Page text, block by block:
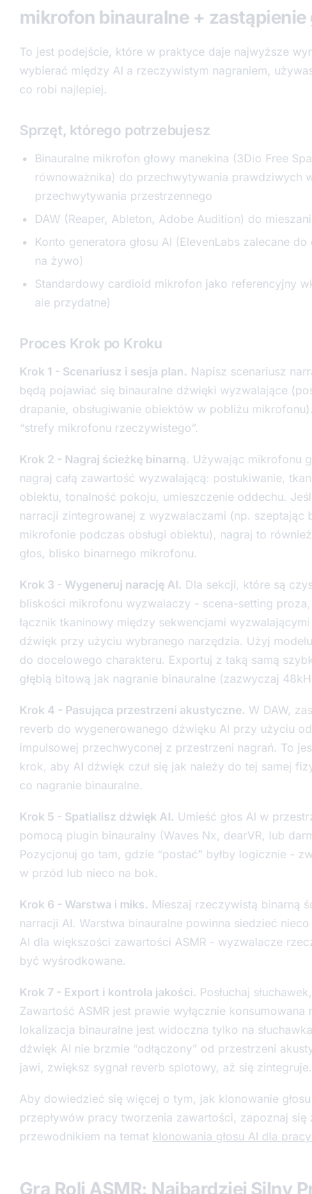
mikrofon binauralne + zastąpienie
To jest podejście, które w praktyce daje najwyższe
wybierać między AI a rzeczywistym nagraniem,
co robi najlepiej.
Sprzęt, którego potrzebujesz
Binauralne mikrofon głowy manekina (3Dio Free
równoważnika) do przechwytywania prawdziwych
przechwytywania przestrzennego
DAW (Reaper, Ableton, Adobe Audition) do
Konto generatora głosu AI (ElevenLabs zalecane
na żywo)
Standardowy cardioid mikrofon jako referencyjny
ale przydatne)
Proces Krok po Kroku
Krok 1 - Scenariusz i sesja plan. Napisz scenariusz
będą pojawiać się binauralne dźwięki wyzwalające
drapanie, obsługiwanie obiektów w pobliżu
“strefy mikrofonu rzeczywistego”.
Krok 2 - Nagraj ścieżkę binarną. Używając mikrofonu
nagraj całą zawartość wyzwalającą: postukiwanie,
obiektu, tonalność pokoju, umieszczenie oddechu.
narracji zintegrowanej z wyzwalaczami (np. szeptając
mikrofonie podczas obsługi obiektu), nagraj to
głos, blisko binarnego mikrofonu.
Krok 3 - Wygeneruj narację AI. Dla sekcji, które są
bliskości mikrofonu wyzwalaczy - scena-setting
łącznik tkaninowy między sekwencjami
dźwięk przy użyciu wybranego narzędzia. Użyj
do docelowego charakteru. Exportuj z taką samą
głębią bitową jak nagranie binauralne (zazwyczaj
Krok 4 - Pasująca przestrzeni akustyczne. W DAW,
reverb do wygenerowanego dźwięku AI przy użyciu
impulsowej przechwyconej z przestrzeni nagrań. To
krok, aby AI dźwięk czuł się jak należy do tej samej
co nagranie binauralne.
Krok 5 - Spatialisz dźwięk AI. Umieść głos AI w
pomocą plugin binauralny (Waves Nx, dearVR, lub
Pozycjonuj go tam, gdzie “postać” byłby logicznie -
w przód lub nieco na bok.
Krok 6 - Warstwa i miks. Mieszaj rzeczywistą binarną
narracji AI. Warstwa binauralne powinna siedzieć nieco
AI dla większości zawartości ASMR - wyzwalacze
być wyśrodkowane.
Krok 7 - Export i kontrola jakości. Posłuchaj
Zawartość ASMR jest prawie wyłącznie konsumowana
lokalizacja binauralne jest widoczna tylko na
dźwięk AI nie brzmie “odłączony” od przestrzeni
jawi, zwiększ sygnał reverb splotowy, aż się zintegruje.
Aby dowiedzieć się więcej o tym, jak klonowanie
przepływów pracy tworzenia zawartości, zapoznaj się
przewodnikiem na temat klonowania głosu AI dla
Gra Roli ASMR: Najbardziej Silny